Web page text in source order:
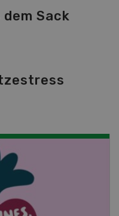
Sack